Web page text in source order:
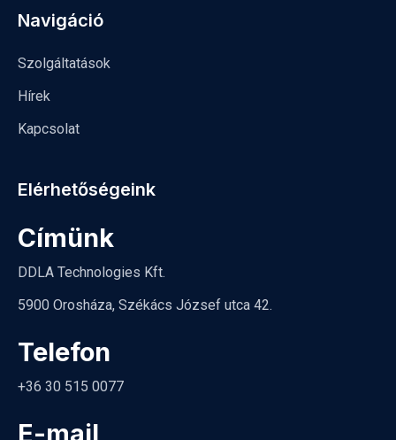
Navigáció
Szolgáltatások
Hírek
Kapcsolat
Elérhetőségeink
Címünk
DDLA Technologies Kft.
5900 Orosháza, Székács József utca 42.
Telefon
+36 30 515 0077
E-mail